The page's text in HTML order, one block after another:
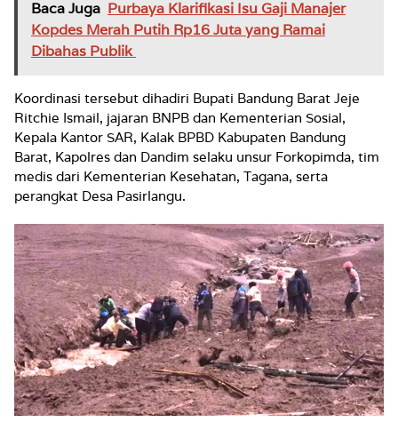
Baca Juga Purbaya Klarifikasi Isu Gaji Manajer
Kopdes Merah Putih Rp16 Juta yang Ramai
Dibahas Publik
Koordinasi tersebut dihadiri Bupati Bandung Barat Jeje
Ritchie Ismail, jajaran BNPB dan Kementerian Sosial,
Kepala Kantor SAR, Kalak BPBD Kabupaten Bandung
Barat, Kapolres dan Dandim selaku unsur Forkopimda, tim
medis dari Kementerian Kesehatan, Tagana, serta
perangkat Desa Pasirlangu.